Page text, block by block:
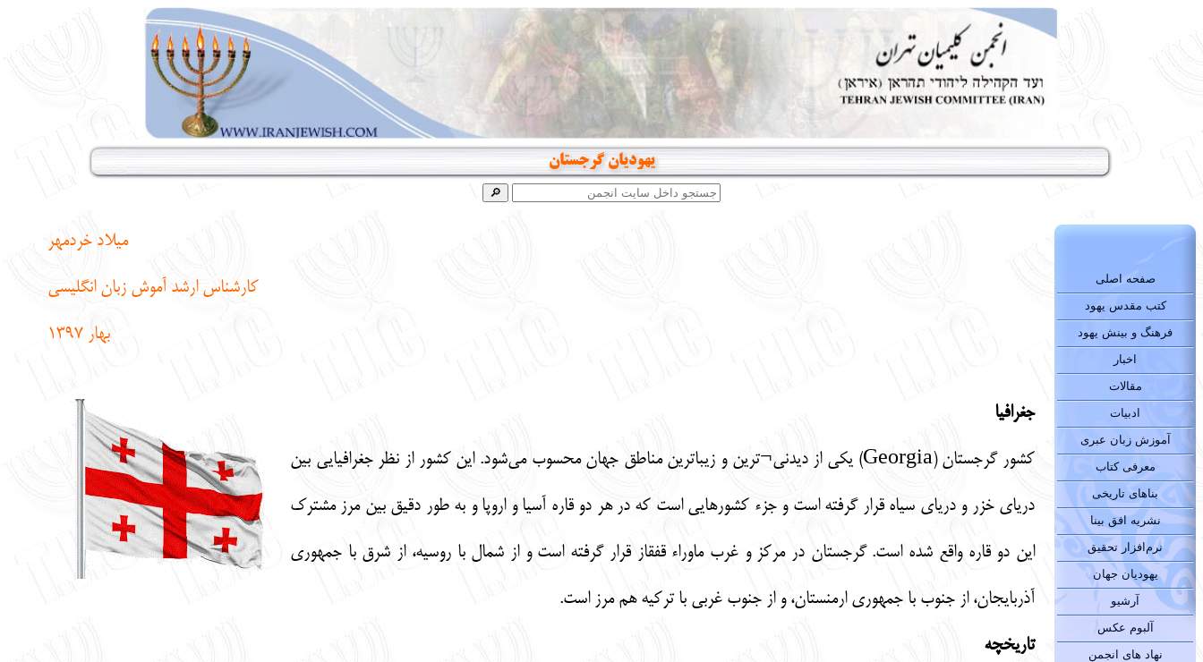
یهودیان گرجستان
صفحه اصلی
کتب مقدس یهود
فرهنگ و بینش یهود
اخبار
مقالات
ادبیات
آموزش زبان عبری
معرفی کتاب
بناهای تاریخی
نشریه افق بینا
نرم‌افزار تحقیق
یهودیان جهان
آرشیو
آلبوم عکس
نهاد های انجمن
میلاد خردمهر
کارشناس ارشد آموش زبان انگلیسی
بهار 1397
جغرافیا
کشور گرجستان (Georgia) یکی از دیدنی¬‌ترین و زیباترین مناطق جهان محسوب می‌شود. این کشور از نظر جغرافیایی بین
دریای خزر و دریای سیاه قرار گرفته است و جزء کشورهایی است که در هر دو قاره آسیا و اروپا و به طور دقیق بین مرز مشترک
این دو قاره واقع شده است. گرجستان در مرکز و غرب ماوراء قفقاز قرار گرفته است و از شمال با روسیه، از شرق با جمهوری
آذربایجان، از جنوب با جمهوری ارمنستان، و از جنوب غربی با ترکیه هم مرز است.
تاریخچه